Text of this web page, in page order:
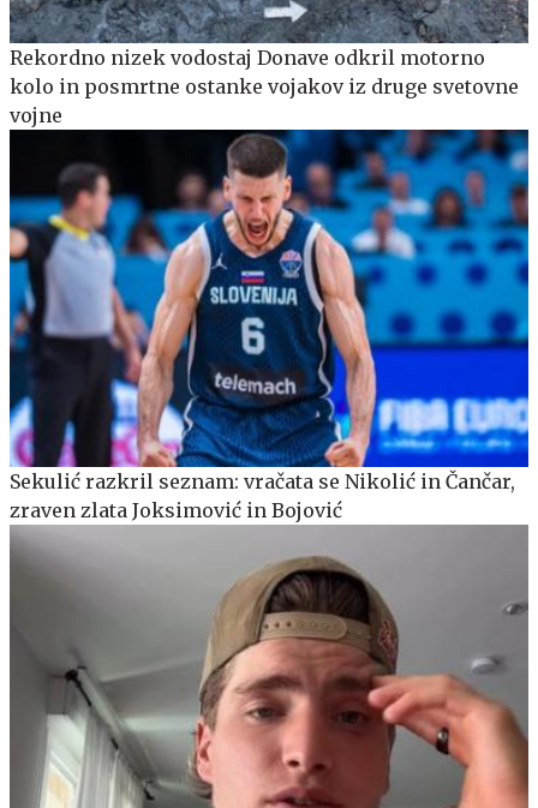
Rekordno nizek vodostaj Donave odkril motorno
kolo in posmrtne ostanke vojakov iz druge svetovne
vojne
Sekulić razkril seznam: vračata se Nikolić in Čančar,
zraven zlata Joksimović in Bojović